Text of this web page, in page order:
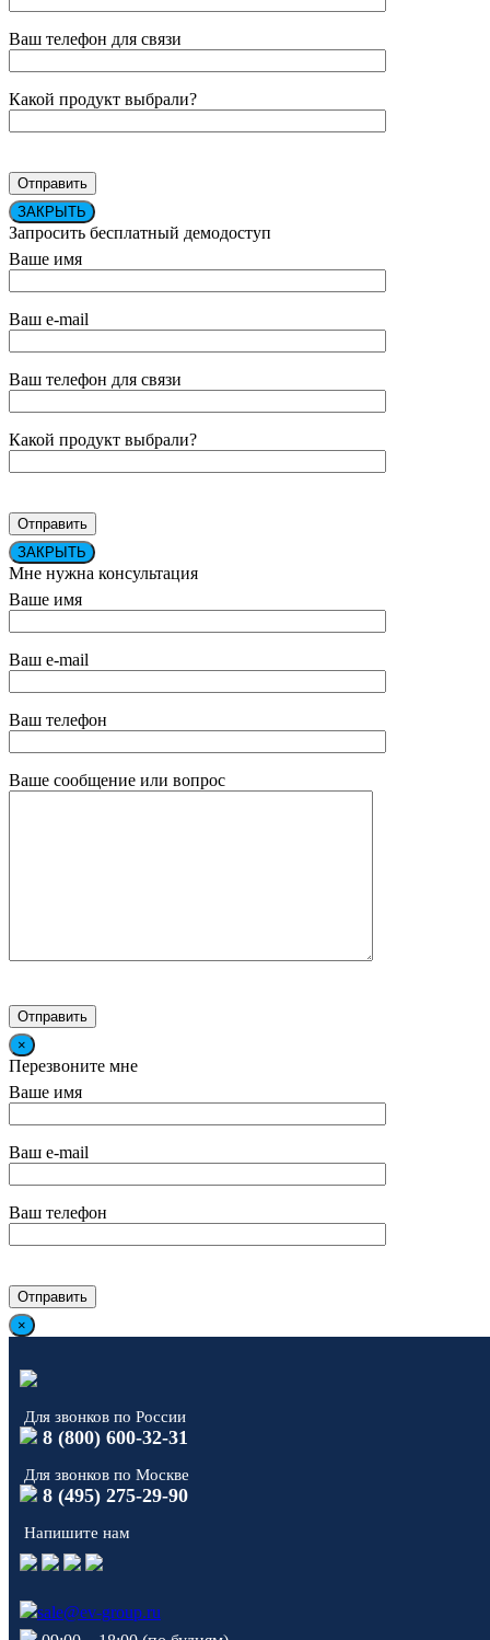
Ваш телефон для связи
Какой продукт выбрали?
ЗАКРЫТЬ
Запросить бесплатный демодоступ
Ваше имя
Ваш e-mail
Ваш телефон для связи
Какой продукт выбрали?
ЗАКРЫТЬ
Мне нужна консультация
Ваше имя
Ваш e-mail
Ваш телефон
Ваше сообщение или вопрос
×
Перезвоните мне
Ваше имя
Ваш e-mail
Ваш телефон
×
Для звонков по России
8 (800) 600-32-31
Для звонков по Москве
8 (495) 275-29-90
Напишите нам
sale@ev-group.ru